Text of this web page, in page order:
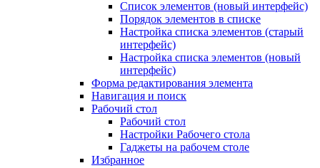
Список элементов (новый интерфейс)
Порядок элементов в списке
Настройка списка элементов (старый
интерфейс)
Настройка списка элементов (новый
интерфейс)
Форма редактирования элемента
Навигация и поиск
Рабочий стол
Рабочий стол
Настройки Рабочего стола
Гаджеты на рабочем столе
Избранное